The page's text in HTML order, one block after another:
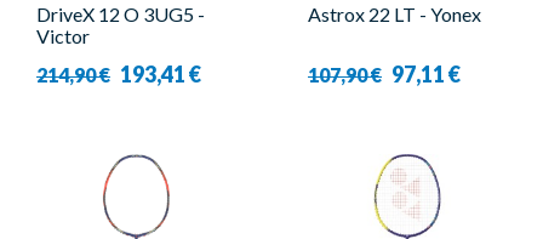
DriveX 12 O 3UG5 -
Victor
214,90 € 193,41 €
Astrox 22 LT - Yonex
107,90 € 97,11 €